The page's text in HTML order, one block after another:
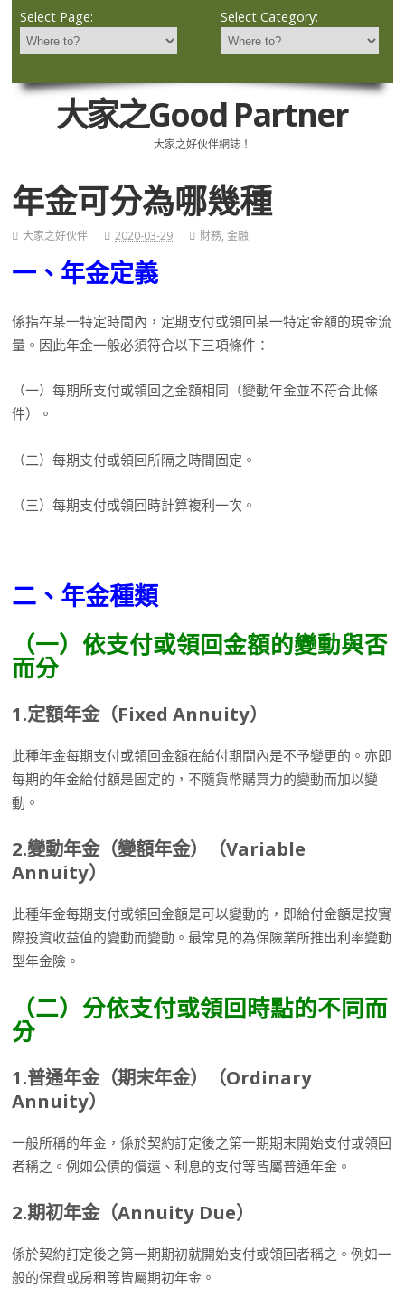
Select Page: Select Category:
大家之Good Partner
大家之好伙伴網誌！
年金可分為哪幾種
大家之好伙伴 2020-03-29 財務,金融
一、年金定義
係指在某一特定時間內，定期支付或領回某一特定金額的現金流
量。因此年金一般必須符合以下三項條件：
（一）每期所支付或領回之金額相同（變動年金並不符合此條
件）。
（二）每期支付或領回所隔之時間固定。
（三）每期支付或領回時計算複利一次。
二、年金種類
（一）依支付或領回金額的變動與否
而分
1.定額年金（Fixed Annuity）
此種年金每期支付或領回金額在給付期間內是不予變更的。亦即
每期的年金給付額是固定的，不隨貨幣購買力的變動而加以變
動。
2.變動年金（變額年金）（Variable
Annuity）
此種年金每期支付或領回金額是可以變動的，即給付金額是按實
際投資收益值的變動而變動。最常見的為保險業所推出利率變動
型年金險。
（二）分依支付或領回時點的不同而
分
1.普通年金（期末年金）（Ordinary
Annuity）
一般所稱的年金，係於契約訂定後之第一期期末開始支付或領回
者稱之。例如公債的償還、利息的支付等皆屬普通年金。
2.期初年金（Annuity Due）
係於契約訂定後之第一期期初就開始支付或領回者稱之。例如一
般的保費或房租等皆屬期初年金。